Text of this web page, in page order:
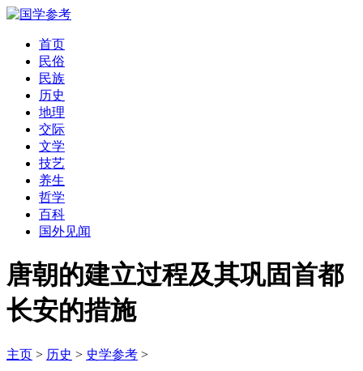
首页
民俗
民族
历史
地理
交际
文学
技艺
养生
哲学
百科
国外见闻
唐朝的建立过程及其巩固首都
长安的措施
主页 > 历史 > 史学参考 >